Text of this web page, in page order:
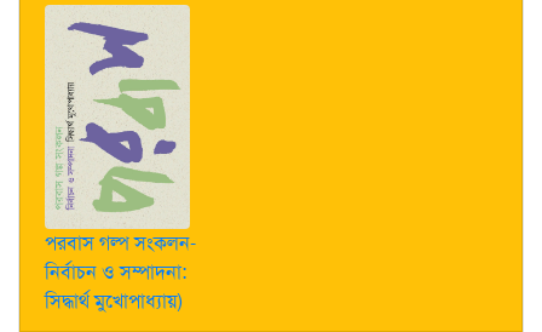
পরবাস গল্প সংকলন-
নির্বাচন ও সম্পাদনা:
সিদ্ধার্থ মুখোপাধ্যায়)